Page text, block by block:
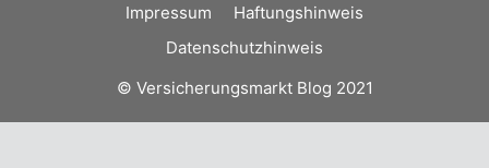
Impressum
Haftungshinweis
Datenschutzhinweis
© Versicherungsmarkt Blog 2021